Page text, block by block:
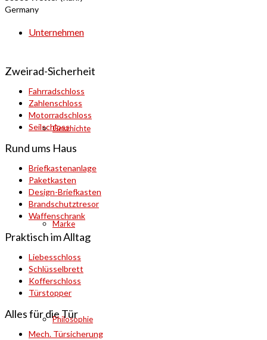
Unternehmen
Geschichte
Marke
Philosophie
Germany
Zweirad-Sicherheit
Fahrradschloss
Zahlenschloss
Motorradschloss
Seilschloss
Rund ums Haus
Briefkastenanlage
Paketkasten
Design-Briefkasten
Brandschutztresor
Waffenschrank
Praktisch im Alltag
Liebesschloss
Schlüsselbrett
Kofferschloss
Türstopper
Alles für die Tür
Mech. Türsicherung